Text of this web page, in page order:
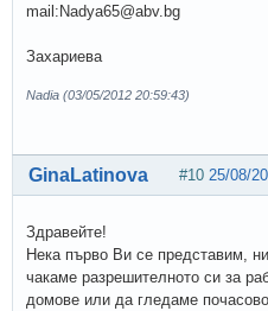
mail:Nadya65@abv.bg
Захариева
Nadia (03/05/2012 20:59:43)
#10 25/08/
GinaLatinova
Здравейте!
Нека първо Ви се представим,
чакаме разрешителното си за
домове или да гледаме